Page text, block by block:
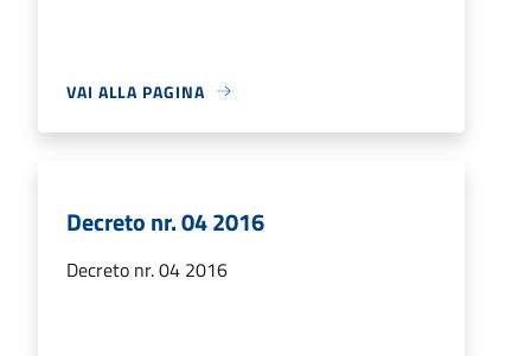
VAI ALLA PAGINA
Decreto nr. 04 2016
Decreto nr. 04 2016